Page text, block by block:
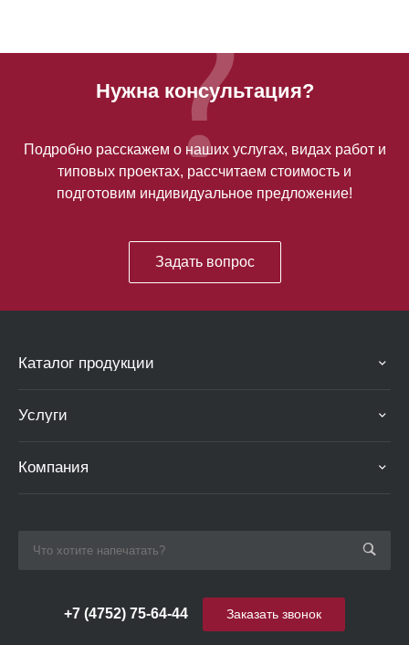
Нужна консультация?
Подробно расскажем о наших услугах, видах работ и
типовых проектах, рассчитаем стоимость и
подготовим индивидуальное предложение!
Задать вопрос
Каталог продукции
Услуги
Компания
+7 (4752) 75-64-44 Заказать звонок